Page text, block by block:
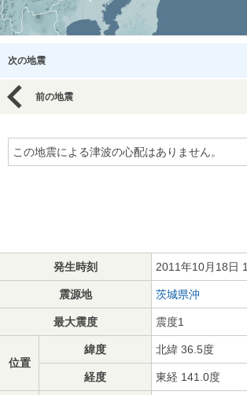
次の地震
前の地震
この地震による津波の心配はありません。
発生時刻 2011年10月18日
震源地 茨城県沖
最大震度 震度1
位置
緯度 北緯 36.5度
経度 東経 141.0度